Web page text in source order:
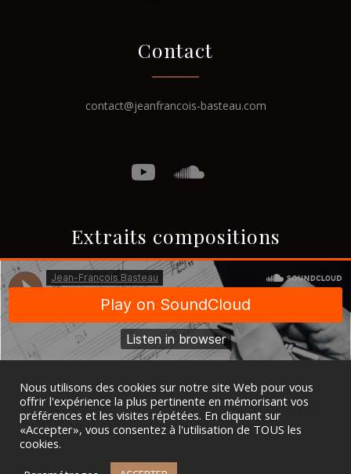
Contact
contact@jeanfrancois-basteau.com
Extraits compositions
Nous utilisons des cookies sur notre site Web pour vous
offrir l'expérience la plus pertinente en mémorisant vos
préférences et les visites répétées. En cliquant sur
«Accepter», vous consentez à l'utilisation de TOUS les
cookies.